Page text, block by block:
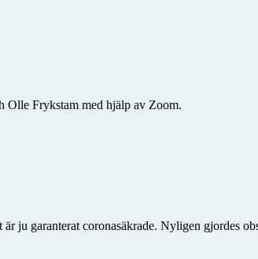
Olle Frykstam med hjälp av Zoom.
ju garanterat coronasäkrade. Nyligen gjordes